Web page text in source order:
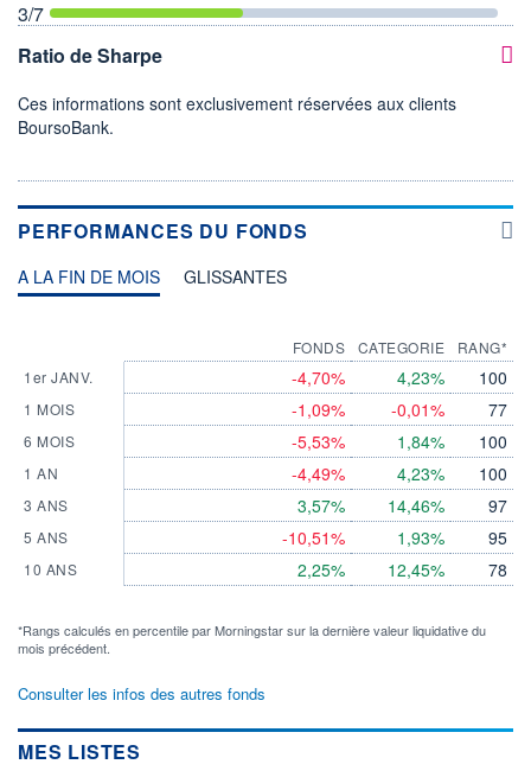
3/7
Ratio de Sharpe
Ces informations sont exclusivement réservées aux clients
BoursoBank.
PERFORMANCES DU FONDS
A LA FIN DE MOIS GLISSANTES
1er JANV.
1 MOIS
6 MOIS
1 AN
3 ANS
5 ANS
10 ANS
FONDS
-4,70%
-1,09%
-5,53%
-4,49%
3,57%
-10,51%
2,25%
CATEGORIE
4,23%
-0,01%
1,84%
4,23%
14,46%
1,93%
12,45%
RANG*
100
77
100
100
97
95
78
*Rangs calculés en percentile par Morningstar sur la dernière valeur liquidative du
mois précédent.
Consulter les infos des autres fonds
MES LISTES